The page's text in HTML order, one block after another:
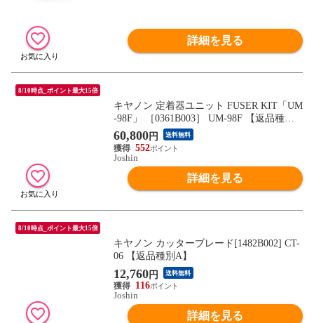
詳細を見る
8/10時点_ポイント最大15倍
キヤノン 定着器ユニット FUSER KIT「UM
-98F」 ［0361B003］ UM-98F 【返品種別
A】
60,800円 送料無料
552
Joshin
詳細を見る
8/10時点_ポイント最大15倍
キヤノン カッターブレード[1482B002] CT-
06 【返品種別A】
12,760円 送料無料
116
Joshin
詳細を見る